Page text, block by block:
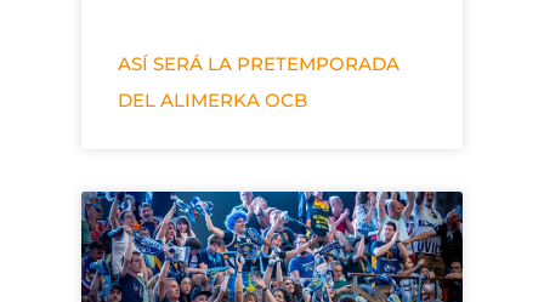
ASÍ SERÁ LA PRETEMPORADA
DEL ALIMERKA OCB